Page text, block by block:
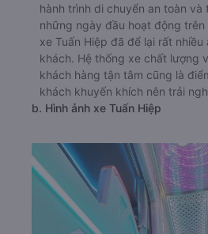
hành trình di chuyển an toàn
những ngày đầu hoạt động
xe Tuấn Hiệp đã để lại rất
khách. Hệ thống xe chất lượng
khách hàng tận tâm cũng là
khách khuyến khích nên trải
b. Hình ảnh xe Tuấn Hiệp